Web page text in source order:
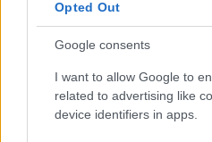
Opted Out
Google consents
I want to allow Google to
related to advertising like
device identifiers in apps.
Φεβρουάριο) δεν
πληρωθεί και η
επιστήμονες
γιατρούς,